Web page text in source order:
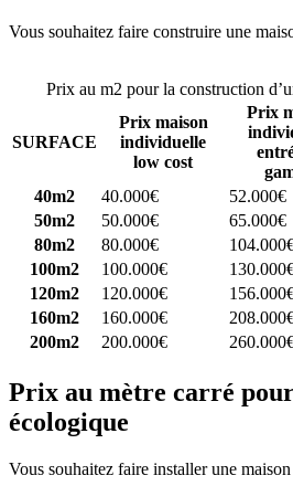
Vous souhaitez faire construire une
Prix au m2 pour la construction
SURFACE
Prix maison
individuelle
low cost
Prix
40m2
40.000€ 52.000€
50m2
50.000€ 65.000€
80m2
80.000€
100m2
100.000€
120m2
120.000€
160m2
160.000€
200m2
200.000€
Prix au mètre carré
écologique
Vous souhaitez faire installer une